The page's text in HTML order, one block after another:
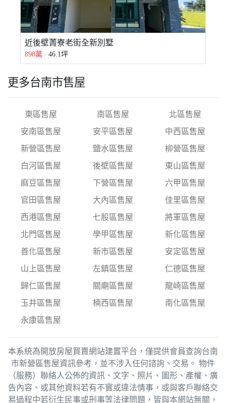
近後壁菁寮老街全新別墅
898萬 46.1坪
更多台南市售屋
東區售屋 南區售屋
北區售屋
安南區售屋
安平區售屋
中西區售屋
新營區售屋
鹽水區售屋
柳營區售屋
白河區售屋
後壁區售屋
東山區售屋
麻豆區售屋
下營區售屋
六甲區售屋
官田區售屋
大內區售屋
佳里區售屋
西港區售屋
七股區售屋
將軍區售屋
北門區售屋
學甲區售屋
新化區售屋
善化區售屋
新市區售屋
安定區售屋
山上區售屋
左鎮區售屋
仁德區售屋
歸仁區售屋
關廟區售屋
龍崎區售屋
玉井區售屋
楠西區售屋
南化區售屋
永康區售屋
本系統為開放房屋買賣網站建置平台，僅提供會員查詢台南
市新營區售屋資訊參考，並不涉入任何諮詢、交易。 物件
（服務）聯絡人公佈的資訊、文字、照片、圖形、產權、廣
告內容、或其他資料若有不實或違法情事，或與客戶聯絡交
易過程中若衍生民事或刑事等法律問題，皆與本網站無關，